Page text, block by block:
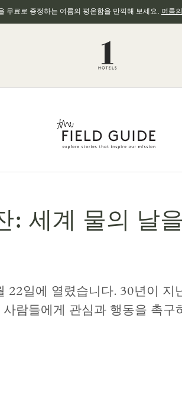
무료로 증정하는 여름의 평온함을 만끽해 보세요. 여름
: 세계 물의 날
22일에 열렸습니다. 30년이 지
람들에게 관심과 행동을 촉